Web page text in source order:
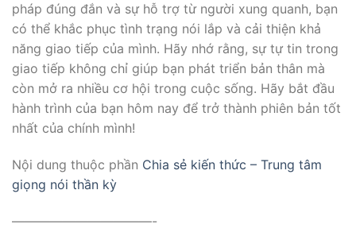
pháp đúng đắn và sự hỗ trợ từ người xung quanh, bạn
có thể khắc phục tình trạng nói lắp và cải thiện khả
năng giao tiếp của mình. Hãy nhớ rằng, sự tự tin trong
giao tiếp không chỉ giúp bạn phát triển bản thân mà
còn mở ra nhiều cơ hội trong cuộc sống. Hãy bắt đầu
hành trình của bạn hôm nay để trở thành phiên bản tốt
nhất của chính mình!
Nội dung thuộc phần Chia sẻ kiến thức – Trung tâm
giọng nói thần kỳ
———————————-